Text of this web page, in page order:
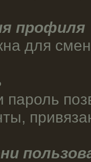
профиля
для
пароль